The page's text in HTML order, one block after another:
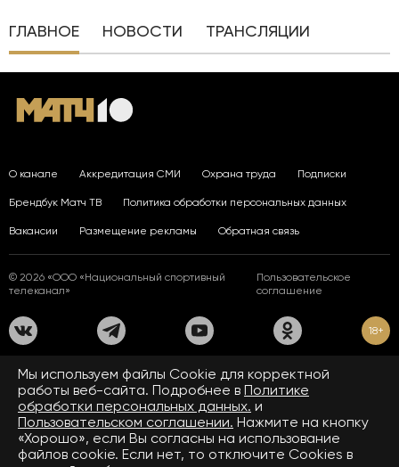
ГЛАВНОЕ НОВОСТИ ТРАНСЛЯЦИИ
О канале Аккредитация СМИ Охрана труда Подписки
Брендбук Матч ТВ Политика обработки персональных данных
Вакансии Размещение рекламы Обратная связь
© 2026 «ООО «Национальный спортивный
телеканал»
Пользовательское
соглашение
18+
На сайте применяются рекомендательные технологии. Подробнее
Правилах применения рекомендательных технологий.
Средство массовой информации сетевое издание «www.matchtv.ru»
зарегистрировано Федеральной службой по надзору в сфере связи,
информационных технологий и массовых коммуникаций (Роскомнадзор).
Свидетельство о регистрации средства массовой информации ЭЛ № ФС 77 - 72390
от 28.02.2018. Название — www.matchtv.ru.
Учредитель (соучредители) СМИ сетевого издания «www.matchtv.ru»: ООО
Мы используем файлы Сookie для корректной
работы веб-сайта. Подробнее в Политике
обработки персональных данных. и
Пользовательском соглашении. Нажмите на кнопку
«Хорошо», если Вы согласны на использование
файлов cookie. Если нет, то отключите Cookies в